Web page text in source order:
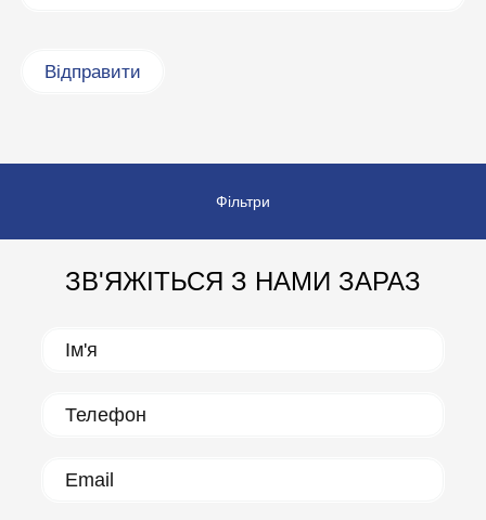
Фільтри
ЗВ'ЯЖІТЬСЯ З НАМИ ЗАРАЗ